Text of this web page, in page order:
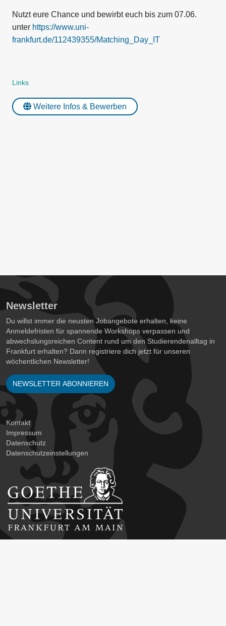
Nutzt eure Chance und bewirbt euch bis zum 07.06.
unter https://www.uni-
frankfurt.de/112439355/Matching_Day_IT
Links
Weitere Infos & Bewerben
Newsletter
Du willst immer die neusten Jobangebote erhalten, keine
Anmeldefristen für spannende Workshops verpassen und
abwechslungsreichen Content rund um den Studierendenalltag in
Frankfurt erhalten? Dann registriere dich jetzt für unseren
wöchentlichen Newsletter!
NEWSLETTER ABONNIEREN
Kontakt
Impressum
Datenschutz
Datenschutzeinstellungen